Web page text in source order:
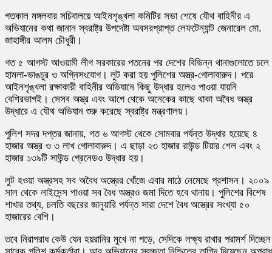
গতকাল মঙ্গলবার সচিবালয়ে আইনশৃঙ্খলা কমিটির সভা শেষে যৌথ বাহিনীর এ
অভিযানের কথা জানান স্বরাষ্ট্র উপদেষ্টা অবসরপ্রাপ্ত লেফটেন্যান্ট জেনারেল মো.
জাহাঙ্গীর আলম চৌধুরী।
গত ৫ আগস্ট আওয়ামী লীগ সরকারের পতনের পর দেশের বিভিন্ন থানাগুলোতে চলে
হামলা-ভাঙচুর ও অগ্নিসংযোগ। লুট করা হয় পুলিশের অস্ত্র-গোলাবারুদ। পরে
আইনশৃঙ্খলা রক্ষাকারী বাহিনীর অভিযানে কিছু উদ্ধার হলেও পাওয়া যায়নি
বেশিরভাগই। সেসব অস্ত্র এবং আগে থেকে অনেকের কাছে থাকা অবৈধ অস্ত্র
উদ্ধারে এ যৌথ অভিযান শুরু করেছে স্বরাষ্ট্র মন্ত্রণালয়।
পুলিশ সদর দপ্তর জানায়, গত ৬ আগস্ট থেকে সোমবার পর্যন্ত উদ্ধার হয়েছে ৪
হাজার অস্ত্র ও ৩ লাখ গোলাবারুদ। এ ছাড়া ২৩ হাজার রাউন্ড টিয়ার শেল এবং ২
হাজার ১৩৯টি সাউন্ড গ্রেনেডও উদ্ধার হয়।
লুট হওয়া অস্ত্রসহ সব অবৈধ অস্ত্রের খোঁজে এবার মাঠে নেমেছে প্রশাসন। ২০০৯
সাল থেকে লাইসেন্স পাওয়া সব বৈধ অস্ত্রও জমা দিতে হবে থানায়। পুলিশের বিশেষ
শাখার তথ্য, চলতি বছরের জানুয়ারি পর্যন্ত সারা দেশে বৈধ অস্ত্রের সংখ্যা ৫০
হাজারের বেশি।
তবে নিরাপরাধ কেউ যেন হয়রানির মুখে না পড়ে, সেদিকে লক্ষ্য রাখার পরামর্শ দিচ্ছেন